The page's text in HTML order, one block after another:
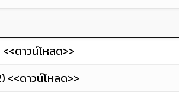
ดาวน์โหลด>>
<<ดาวน์โหลด>>